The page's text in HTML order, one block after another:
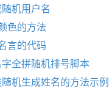
机用户名
色的方法
言的代码
全拼随机排号脚本
机生成姓名的方法示例